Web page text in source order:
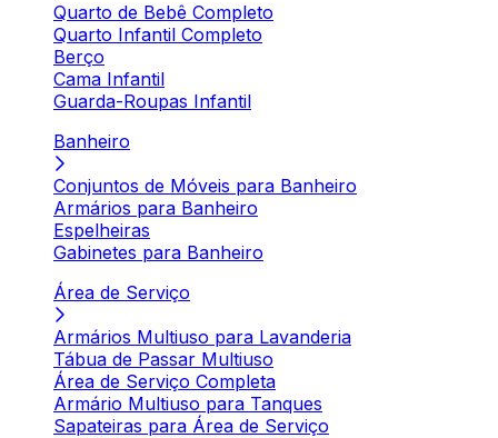
Quarto de Bebê Completo
Quarto Infantil Completo
Berço
Cama Infantil
Guarda-Roupas Infantil
Banheiro
Conjuntos de Móveis para Banheiro
Armários para Banheiro
Espelheiras
Gabinetes para Banheiro
Área de Serviço
Armários Multiuso para Lavanderia
Tábua de Passar Multiuso
Área de Serviço Completa
Armário Multiuso para Tanques
Sapateiras para Área de Serviço